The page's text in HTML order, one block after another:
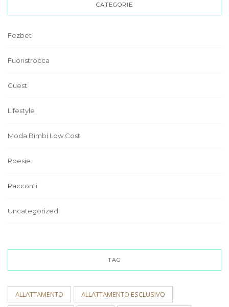
CATEGORIE
Fezbet
Fuoristrocca
Guest
Lifestyle
Moda Bimbi Low Cost
Poesie
Racconti
Uncategorized
TAG
ALLATTAMENTO ALLATTAMENTO ESCLUSIVO